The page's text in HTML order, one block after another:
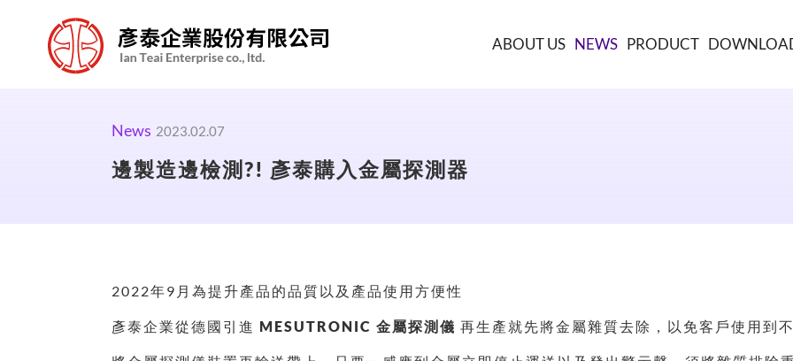
ABOUT US NEWS PRODUCT
News 2023.02.07
邊製造邊檢測?! 彥泰購入金屬探測器
2022年9月為提升產品的品質以及產品使用方便性
彥泰企業從德國引進 MESUTRONIC 金屬探測儀 再生產就先將金屬雜質去除，以免客戶使用到不